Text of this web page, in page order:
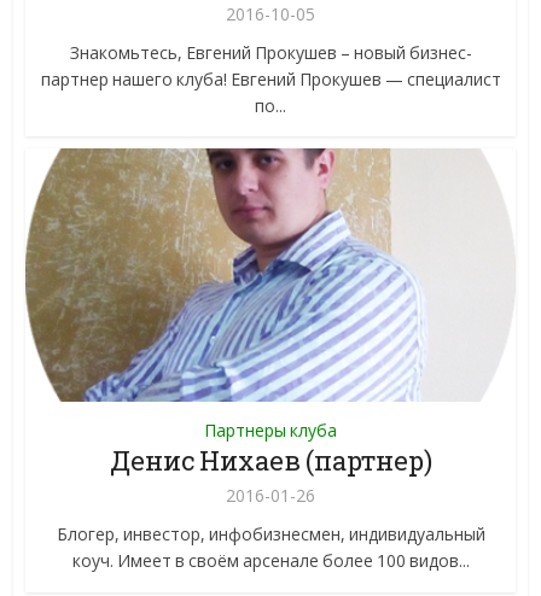
2016-10-05
Знакомьтесь, Евгений Прокушев – новый бизнес-
партнер нашего клуба! Евгений Прокушев — специалист
по...
Партнеры клуба
Денис Нихаев (партнер)
2016-01-26
Блогер, инвестор, инфобизнесмен, индивидуальный
коуч. Имеет в своём арсенале более 100 видов...